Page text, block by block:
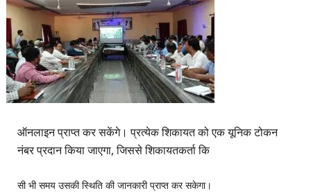
ऑनलाइन प्राप्त कर सकेंगे। प्रत्येक शिकायत को एक यूनिक टोकन
नंबर प्रदान किया जाएगा, जिससे शिकायतकर्ता कि
सी भी समय उसकी स्थिति की जानकारी प्राप्त कर सकेगा।